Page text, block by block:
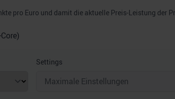
pro Euro und damit die aktuelle Preis-Leistung der
Settings